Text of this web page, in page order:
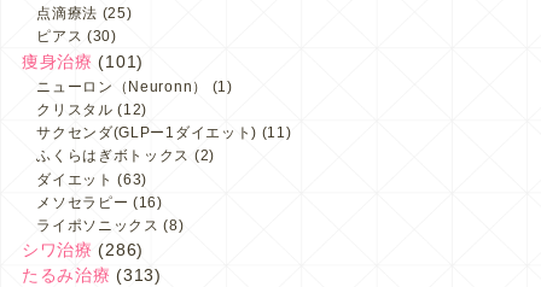
点滴療法 (25)
ピアス (30)
痩身治療 (101)
ニューロン（Neuronn）
(1)
クリスタル (12)
サクセンダ(GLPー1ダイエット) (11)
ふくらはぎボトックス (2)
ダイエット (63)
メソセラピー (16)
ライポソニックス (8)
シワ治療 (286)
たるみ治療 (313)